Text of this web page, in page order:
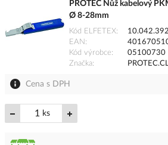
PROTEC Nůž kabelový
Ø 8-28mm
Kód ELFETEX
10.042.392
EAN
Kód výrobce
05100730
Značka
Cena s DPH
ks